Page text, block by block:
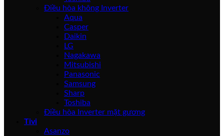
Điều hòa không Inverter
Aqua
Casper
Daikin
LG
Nagakawa
Mitsubishi
Panasonic
Samsung
Sharp
Toshiba
Điều hòa Inverter mặt gương
Tivi
Asanzo